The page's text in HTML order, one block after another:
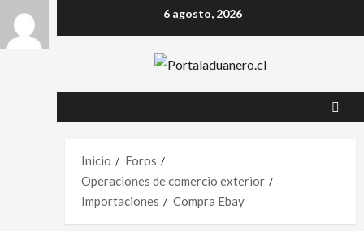
6 agosto, 2026
Inicio
Foros
Operaciones de comercio exterior
Importaciones
Compra Ebay